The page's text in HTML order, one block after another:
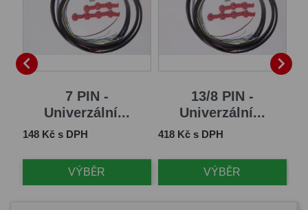

7 PIN -
Univerzální...
Cena
148 Kč s DPH
VÝBĚR
13/8 PIN -
Univerzální...
Cena
418 Kč s DPH
VÝBĚR
